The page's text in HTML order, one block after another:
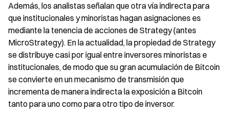
Además, los analistas señalan que otra vía indirecta para
que institucionales y minoristas hagan asignaciones es
mediante la tenencia de acciones de Strategy (antes
MicroStrategy). En la actualidad, la propiedad de Strategy
se distribuye casi por igual entre inversores minoristas e
institucionales, de modo que su gran acumulación de Bitcoin
se convierte en un mecanismo de transmisión que
incrementa de manera indirecta la exposición a Bitcoin
tanto para uno como para otro tipo de inversor.